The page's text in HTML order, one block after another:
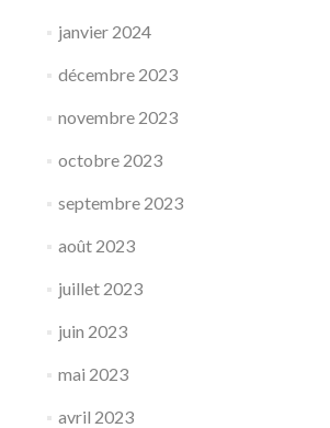
janvier 2024
décembre 2023
novembre 2023
octobre 2023
septembre 2023
août 2023
juillet 2023
juin 2023
mai 2023
avril 2023